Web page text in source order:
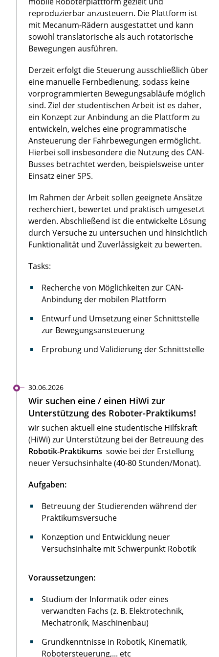
reproduzierbar anzusteuern. Die Plattform ist
mit Mecanum-Rädern ausgestattet und kann
sowohl translatorische als auch rotatorische
Bewegungen ausführen.
Derzeit erfolgt die Steuerung ausschließlich über
eine manuelle Fernbedienung, sodass keine
vorprogrammierten Bewegungsabläufe möglich
sind. Ziel der studentischen Arbeit ist es daher,
ein Konzept zur Anbindung an die Plattform zu
entwickeln, welches eine programmatische
Ansteuerung der Fahrbewegungen ermöglicht.
Hierbei soll insbesondere die Nutzung des CAN-
Busses betrachtet werden, beispielsweise unter
Einsatz einer SPS.
Im Rahmen der Arbeit sollen geeignete Ansätze
recherchiert, bewertet und praktisch umgesetzt
werden. Abschließend ist die entwickelte Lösung
durch Versuche zu untersuchen und hinsichtlich
Funktionalität und Zuverlässigkeit zu bewerten.
Tasks:
Recherche von Möglichkeiten zur CAN-
Anbindung der mobilen Plattform
Entwurf und Umsetzung einer Schnittstelle
zur Bewegungsansteuerung
Erprobung und Validierung der Schnittstelle
30.06.2026
Wir suchen eine / einen HiWi zur
Unterstützung des Roboter-Praktikums!
wir suchen aktuell eine studentische Hilfskraft
(HiWi) zur Unterstützung bei der Betreuung des
Robotik-Praktikums sowie bei der Erstellung
neuer Versuchsinhalte (40-80 Stunden/Monat).
Aufgaben:
Betreuung der Studierenden während der
Praktikumsversuche
Konzeption und Entwicklung neuer
Versuchsinhalte mit Schwerpunkt Robotik
Voraussetzungen:
Studium der Informatik oder eines
verwandten Fachs (z. B. Elektrotechnik,
Mechatronik, Maschinenbau)
Grundkenntnisse in Robotik, Kinematik,
Robotersteuerung,... etc